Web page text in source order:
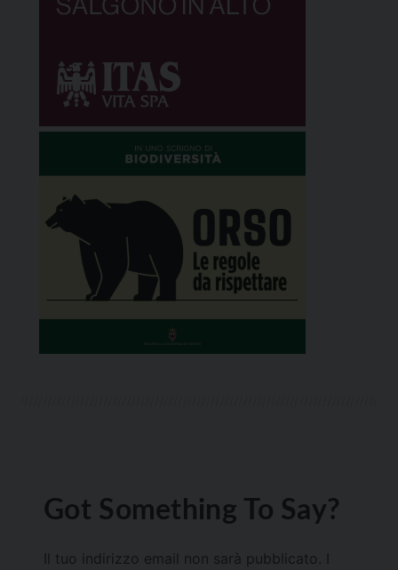
Got Something To Say?
Il tuo indirizzo email non sarà pubblicato.